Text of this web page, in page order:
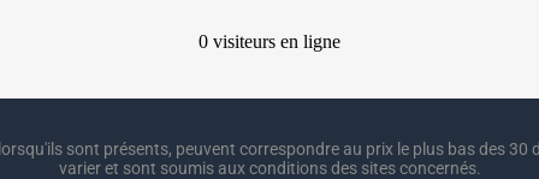
sont présents, peuvent correspondre au prix le plus bas des 30
varier et sont soumis aux conditions des sites concernés.